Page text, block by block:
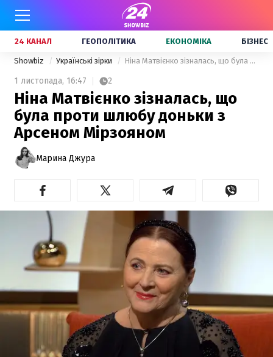
24 КАНАЛ ГЕОПОЛІТИКА ЕКОНОМІКА БІЗНЕС
Showbiz Українські зірки Ніна Матвієнко зізналась, що була проти шлюбу доньки з Арсеном Мірзояном
1 листопада, 16:47 2
Ніна Матвієнко зізналась, що
була проти шлюбу доньки з
Арсеном Мірзояном
Марина Джура